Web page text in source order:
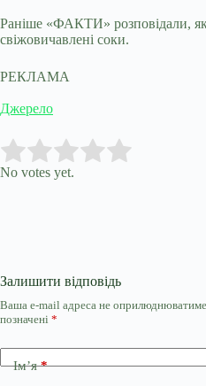
Раніше «ФАКТИ» розповідали,
свіжовичавлені соки.
РЕКЛАМА
Джерело
Rate this item:
No votes yet.
Залишити відповідь
Ваша e-mail адреса не
позначені *
Ім’я*